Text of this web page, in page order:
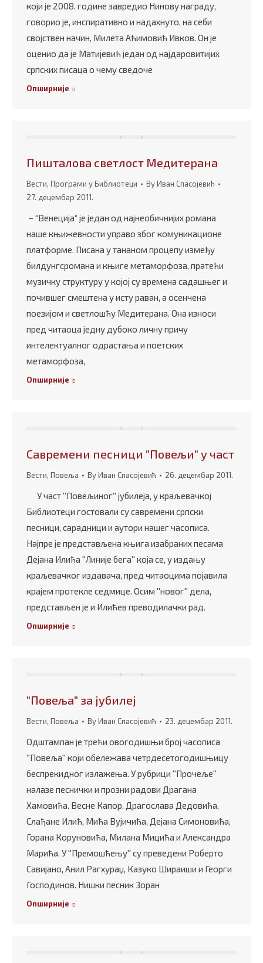
који је 2008. године завредио Нинову награду,
говорио је, инспиративно и надахнуто, на себи
својствен начин, Милета Аћимовић Ивков. Он је
оценио да је Матијевић један од најдаровитијих
српских писаца о чему сведоче
Опширније
Пишталова светлост Медитерана
Вести, Програми у Библиотеци ByИван Спасојевић
27. децембар 2011.
– “Венеција“ је један од најнеобичнијих романа
наше књижевности управо због комуникационе
платформе. Писана у тананом процепу између
билдунгсромана и књиге метаморфоза, пратећи
музичку структуру у којој су времена садашњег и
почившег смештена у исту раван, а осенчена
поезијом и светлошћу Медитерана. Она износи
пред читаоца једну дубоко личну причу
интелектуалног одрастања и поетских
метаморфоза,
Опширније
Савремени песници “Повељи“ у част
Вести, Повеља ByИван Спасојевић 26. децембар 2011.
У част ''Повељиног'' јубилеја, у краљевачкој
Библиотеци гостовали су савремени српски
песници, сарадници и аутори нашег часописа.
Најпре је представљена књига изабраних песама
Дејана Илића ''Линије бега'' која се, у издању
краљевачког издавача, пред читаоцима појавила
крајем протекле седмице. Осим ''новог'' дела,
представљен је и Илићев преводилачки рад.
Опширније
“Повеља“ за јубилеј
Вести, Повеља ByИван Спасојевић 23. децембар 2011.
Одштампан је трећи овогодишњи број часописа
''Повеља'' који обележава четрдесетогодишњицу
беспрекидног излажења. У рубрици ''Прочеље''
налазе песнички и прозни радови Драгана
Хамовића. Весне Капор, Драгослава Дедовића,
Слађане Илић, Мића Вујичића, Дејана Симоновића,
Горана Коруновића, Милана Мицића и Александра
Марића. У ''Премошћењу'' су преведени Роберто
Савијано, Анил Рагхураџ, Казуко Шираиши и Георги
Господинов. Нишки песник Зоран
Опширније